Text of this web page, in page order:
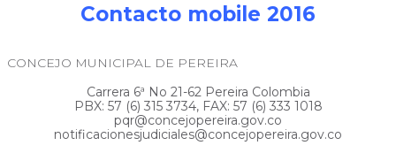
Contacto mobile 2016
CONCEJO MUNICIPAL DE PEREIRA
Carrera 6ª No 21-62 Pereira Colombia
PBX: 57 (6) 315 3734, FAX: 57 (6) 333 1018
pqr@concejopereira.gov.co
notificacionesjudiciales@concejopereira.gov.co